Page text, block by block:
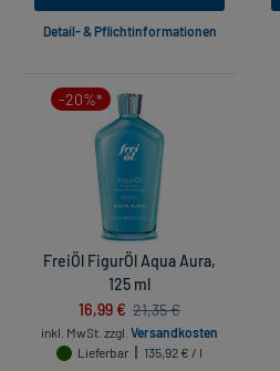
Detail- & Pflichtinformationen
-20%*
FreiÖl FigurÖl Aqua Aura,
125 ml
16,99 € 21,35 €
inkl. MwSt. zzgl. Versandkosten
Lieferbar
135,92 € / l